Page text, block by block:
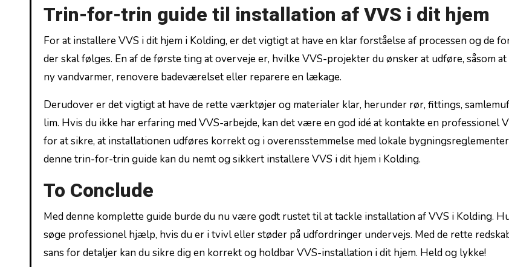
Trin-for-trin guide til installation af VVS i dit hjem
For at⁣ installere​ VVS i dit hjem i Kolding, er det vigtigt at have en klar forståelse af ‍processen og de
der ​skal følges. En af de første ting at overveje er,⁢ hvilke VVS-projekter du ønsker at udføre, såsom
ny vandvarmer, renovere⁢ badeværelset eller reparere en ‍lækage.
Derudover er det vigtigt at have de rette værktøjer og materialer klar, herunder rør, fittings,
lim. Hvis du ikke har erfaring med VVS-arbejde, kan det være en god idé at kontakte⁣ en professionel
for at sikre, at installationen ⁢udføres korrekt og i overensstemmelse med lokale​
denne trin-for-trin guide kan du nemt og sikkert installere VVS i dit hjem i Kolding.
To Conclude
Med denne komplette guide burde du nu være godt ‍rustet til at tackle installation af VVS i Kolding.
søge professionel hjælp, hvis du er i tvivl eller støder på udfordringer undervejs. ⁢Med⁢ de rette
sans for ‍detaljer kan du sikre dig en korrekt og holdbar VVS-installation i dit hjem. Held og lykke!